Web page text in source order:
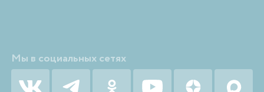
Мы в социальных сетях